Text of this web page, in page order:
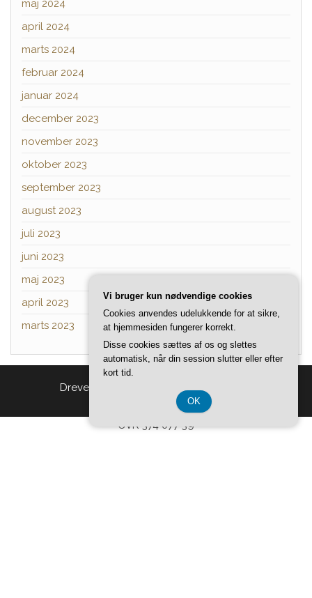
maj 2024
april 2024
marts 2024
februar 2024
januar 2024
december 2023
november 2023
oktober 2023
september 2023
august 2023
juli 2023
juni 2023
maj 2023
april 2023
marts 2023
Drevet af Tema:Head Blog
CVR 374 077 39
Vi bruger kun nødvendige cookies
Cookies anvendes udelukkende for at sikre,
at hjemmesiden fungerer korrekt.
Disse cookies sættes af os og slettes
automatisk, når din session slutter eller efter
kort tid.
OK